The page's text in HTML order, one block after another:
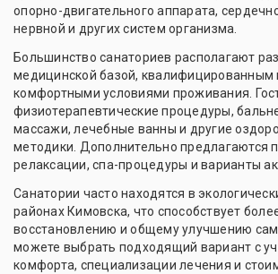
опорно-двигательного аппарата,
нервной и других систем организма.
Большинство санаториев располагают
медицинской базой, квалифицированным
комфортными условиями проживания.
физиотерапевтические процедуры,
массажи, лечебные ванны и другие
методики. Дополнительно предлагаются
релаксации, спа-процедуры и варианты
Санатории часто находятся в
районах Кимовска, что способствует
восстановлению и общему улучшению
можете выбрать подходящий вариант с
комфорта, специализации лечения и